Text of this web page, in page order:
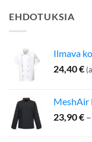
EHDOTUKSIA
Ilmava
24,40€
MeshAir
23,90€ –